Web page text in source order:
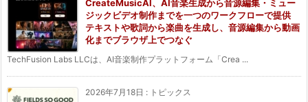
CreateMusicAI、AI音楽生成から音源編集・ミュー
ジックビデオ制作までを一つのワークフローで提供
テキストや歌詞から楽曲を生成し、音源編集から動画
化までブラウザ上でつなぐ
TechFusion Labs LLCは、AI音楽制作プラットフォーム「Crea ...
2026年7月18日 : トピックス